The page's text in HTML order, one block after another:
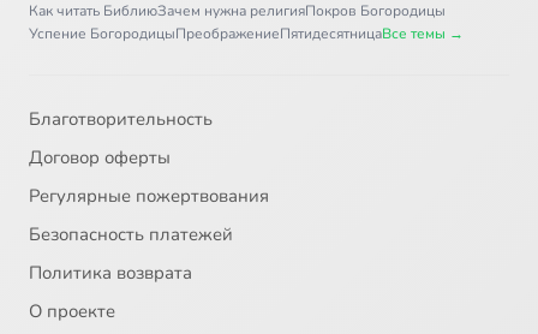
Как читать БиблиюЗачем нужна религияПокров Богородицы
Успение БогородицыПреображениеПятидесятницаВсе темы →
Благотворительность
Договор оферты
Регулярные пожертвования
Безопасность платежей
Политика возврата
О проекте